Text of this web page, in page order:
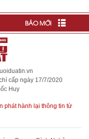
BÁO MỚI
cấp ngày 17/7/2020
Huy
phát hành lại thông tin từ